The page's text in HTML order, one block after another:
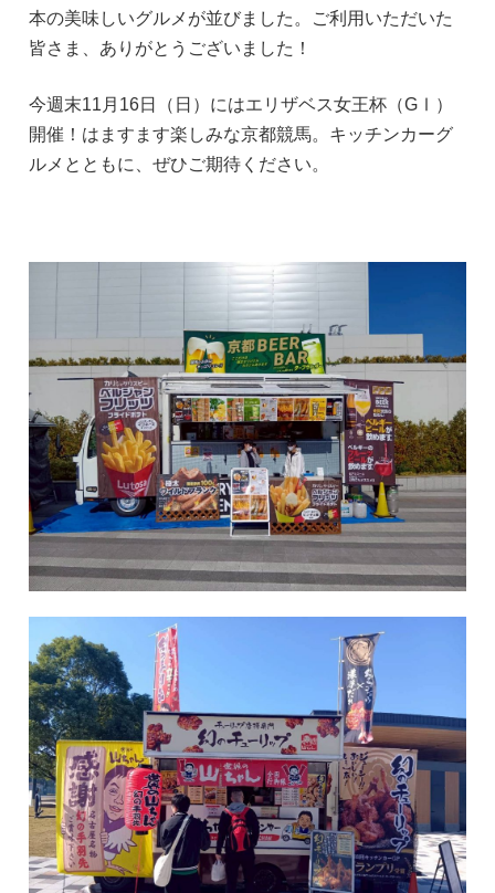
本の美味しいグルメが並びました。ご利用いただいた
皆さま、ありがとうございました！
今週末11月16日（日）にはエリザベス女王杯（GⅠ）
開催！はますます楽しみな京都競馬。キッチンカーグ
ルメとともに、ぜひご期待ください。